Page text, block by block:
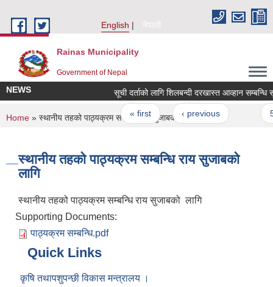
English
नेपाली
Rainas Municipality
Government of Nepal
NEWS सूची दर्ताको लागि शिलबन्दी दरखास्त आव्हान सम्बन्धि
Pages
« first ‹ previous
You are here
Home » स्थानीय तहको पाठ्यक्रम सम्बन्धि राय सुजाबको लागि
स्थानीय तहको पाठ्यक्रम सम्बन्धि राय सुजाबको
लागि
स्थानीय तहको पाठ्यक्रम सम्बन्धि राय सुजाबको लागि
Supporting Documents:
पाठ्यक्रम सम्बन्धि.pdf
Quick Links
कृषि तथापशुपन्छी विकास मन्त्रालय ।